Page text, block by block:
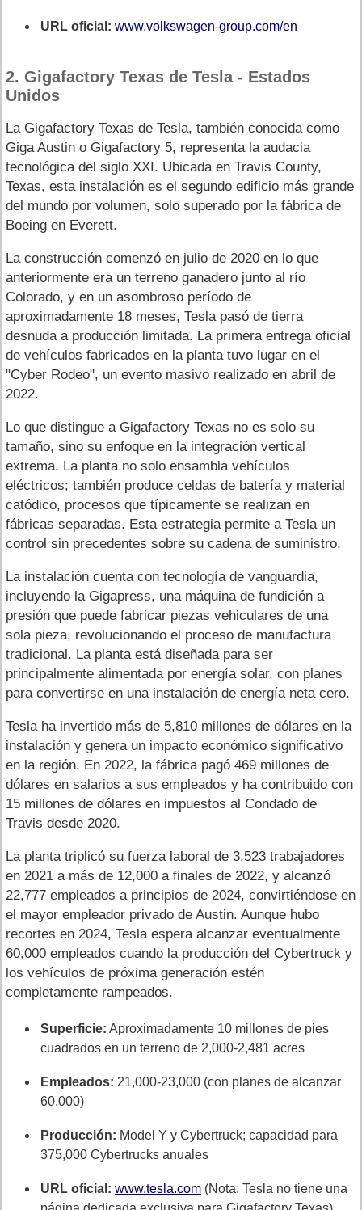
URL oficial: www.volkswagen-group.com/en
2. Gigafactory Texas de Tesla - Estados
Unidos
La Gigafactory Texas de Tesla, también conocida como
Giga Austin o Gigafactory 5, representa la audacia
tecnológica del siglo XXI. Ubicada en Travis County,
Texas, esta instalación es el segundo edificio más grande
del mundo por volumen, solo superado por la fábrica de
Boeing en Everett.
La construcción comenzó en julio de 2020 en lo que
anteriormente era un terreno ganadero junto al río
Colorado, y en un asombroso período de
aproximadamente 18 meses, Tesla pasó de tierra
desnuda a producción limitada. La primera entrega oficial
de vehículos fabricados en la planta tuvo lugar en el
"Cyber Rodeo", un evento masivo realizado en abril de
2022.
Lo que distingue a Gigafactory Texas no es solo su
tamaño, sino su enfoque en la integración vertical
extrema. La planta no solo ensambla vehículos
eléctricos; también produce celdas de batería y material
catódico, procesos que típicamente se realizan en
fábricas separadas. Esta estrategia permite a Tesla un
control sin precedentes sobre su cadena de suministro.
La instalación cuenta con tecnología de vanguardia,
incluyendo la Gigapress, una máquina de fundición a
presión que puede fabricar piezas vehiculares de una
sola pieza, revolucionando el proceso de manufactura
tradicional. La planta está diseñada para ser
principalmente alimentada por energía solar, con planes
para convertirse en una instalación de energía neta cero.
Tesla ha invertido más de 5,810 millones de dólares en la
instalación y genera un impacto económico significativo
en la región. En 2022, la fábrica pagó 469 millones de
dólares en salarios a sus empleados y ha contribuido con
15 millones de dólares en impuestos al Condado de
Travis desde 2020.
La planta triplicó su fuerza laboral de 3,523 trabajadores
en 2021 a más de 12,000 a finales de 2022, y alcanzó
22,777 empleados a principios de 2024, convirtiéndose en
el mayor empleador privado de Austin. Aunque hubo
recortes en 2024, Tesla espera alcanzar eventualmente
60,000 empleados cuando la producción del Cybertruck y
los vehículos de próxima generación estén
completamente rampeados.
Superficie: Aproximadamente 10 millones de pies
cuadrados en un terreno de 2,000-2,481 acres
Empleados: 21,000-23,000 (con planes de alcanzar
60,000)
Producción: Model Y y Cybertruck; capacidad para
375,000 Cybertrucks anuales
URL oficial: www.tesla.com (Nota: Tesla no tiene una